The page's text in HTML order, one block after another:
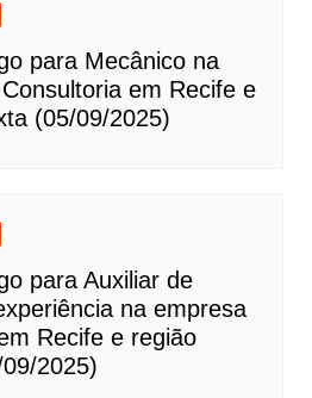
para Mecânico na
em Recife e
(05/09/2025)
para Auxiliar de
na empresa
Recife e região
2025)